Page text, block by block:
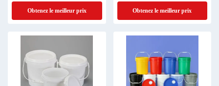
Obtenez le meilleur prix
couvercle
Obtenez le meilleur prix